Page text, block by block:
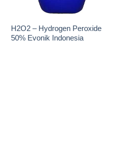
H2O2 – Hydrogen Peroxide
50% Evonik Indonesia